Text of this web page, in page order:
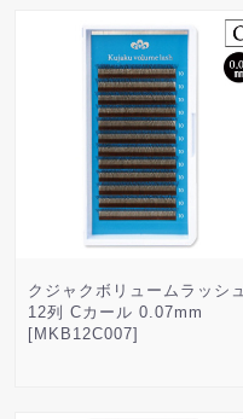
クジャクボリュームラッシュ
12列 Cカール 0.07mm
[MKB12C007]